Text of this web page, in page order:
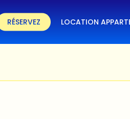
RÉSERVEZ LOCATION